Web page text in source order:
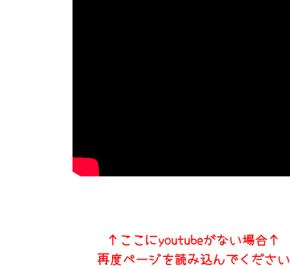
↑ここにyoutubeがない場合↑
再度ページを読み込んでください